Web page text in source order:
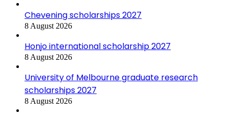
Chevening scholarships 2027
8 August 2026
Honjo international scholarship 2027
8 August 2026
University of Melbourne graduate research
scholarships 2027
8 August 2026